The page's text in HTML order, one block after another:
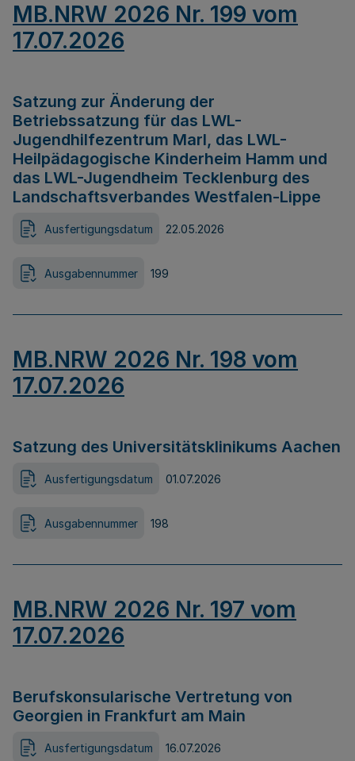
MB.NRW 2026 Nr. 199 vom
17.07.2026
Satzung zur Änderung der
Betriebssatzung für das LWL-
Jugendhilfezentrum Marl, das LWL-
Heilpädagogische Kinderheim Hamm und
das LWL-Jugendheim Tecklenburg des
Landschaftsverbandes Westfalen-Lippe
Ausfertigungsdatum 22.05.2026
Ausgabennummer 199
MB.NRW 2026 Nr. 198 vom
17.07.2026
Satzung des Universitätsklinikums Aachen
Ausfertigungsdatum 01.07.2026
Ausgabennummer 198
MB.NRW 2026 Nr. 197 vom
17.07.2026
Berufskonsularische Vertretung von
Georgien in Frankfurt am Main
Ausfertigungsdatum 16.07.2026